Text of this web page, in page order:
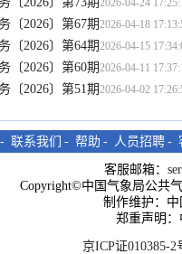
2026-04-24
〔2026〕第67期2026-04-18
〔2026〕第64期2026-04-15
〔2026〕第60期2026-04-11
〔2026〕第51期2026-04-02
- 联系我们 - 帮助 - 人员招聘 -
客服邮箱：
Copyright©中国气象局公共
制作维护：
郑重声明
京ICP证010385-2